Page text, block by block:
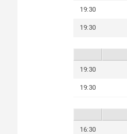
19:30
19:30
19:30
19:30
16:30